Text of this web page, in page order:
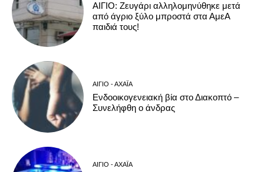
ΑΙΓΙΟ: Ζευγάρι αλληλομηνύθηκε μετά
από άγριο ξύλο μπροστά στα ΑμεΑ
παιδιά τους!
ΑΊΓΙΟ - ΑΧΑΪ́Α
Ενδοοικογενειακή βία στο Διακοπτό –
Συνελήφθη ο άνδρας
ΑΊΓΙΟ - ΑΧΑΪ́Α